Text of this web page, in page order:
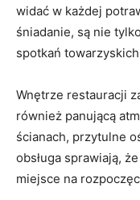
widać w każdej
śniadanie, są nie
spotkań
Wnętrze restauracji
również panującą
ścianach, przytulne
obsługa sprawiają,
miejsce na